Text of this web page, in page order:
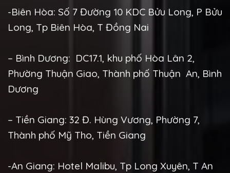
-Biên Hòa: Số 7 Đường 10 KDC Bửu Long, P Bửu
Long, Tp Biên Hòa, T Đồng Nai
– Bình Dương: DC17.1, khu phố Hòa Lân 2,
Phường Thuận Giao, Thành phố Thuận An, Bình
Dương
– Tiền Giang: 32 Đ. Hùng Vương, Phường 7,
Thành phố Mỹ Tho, Tiền Giang
-An Giang: Hotel Malibu, Tp Long Xuyên, T An